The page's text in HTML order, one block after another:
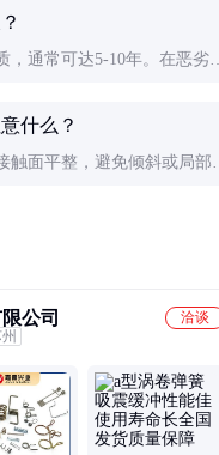
，通常可达5-10年。在恶劣
什么？
触面平整，避免倾斜或局部
公司
洽谈